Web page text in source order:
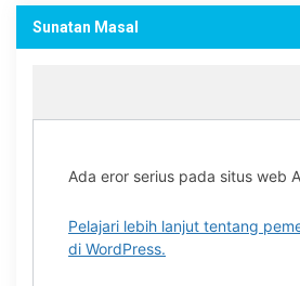
Sunatan Masal